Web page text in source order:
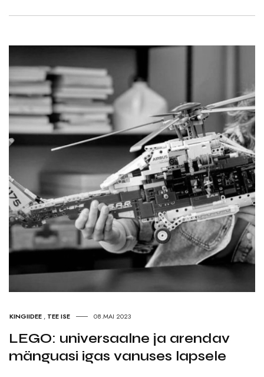
KINGIIDEE , TEE ISE 08.MAI 2023
LEGO: universaalne ja arendav
mänguasi igas vanuses lapsele